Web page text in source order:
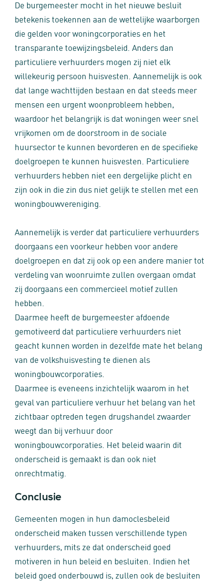
De burgemeester mocht in het nieuwe besluit
betekenis toekennen aan de wettelijke waarborgen
die gelden voor woningcorporaties en het
transparante toewijzingsbeleid. Anders dan
particuliere verhuurders mogen zij niet elk
willekeurig persoon huisvesten. Aannemelijk is ook
dat lange wachttijden bestaan en dat steeds meer
mensen een urgent woonprobleem hebben,
waardoor het belangrijk is dat woningen weer snel
vrijkomen om de doorstroom in de sociale
huursector te kunnen bevorderen en de specifieke
doelgroepen te kunnen huisvesten. Particuliere
verhuurders hebben niet een dergelijke plicht en
zijn ook in die zin dus niet gelijk te stellen met een
woningbouwvereniging.
Aannemelijk is verder dat particuliere verhuurders
doorgaans een voorkeur hebben voor andere
doelgroepen en dat zij ook op een andere manier tot
verdeling van woonruimte zullen overgaan omdat
zij doorgaans een commercieel motief zullen
hebben.
Daarmee heeft de burgemeester afdoende
gemotiveerd dat particuliere verhuurders niet
geacht kunnen worden in dezelfde mate het belang
van de volkshuisvesting te dienen als
woningbouwcorporaties.
Daarmee is eveneens inzichtelijk waarom in het
geval van particuliere verhuur het belang van het
zichtbaar optreden tegen drugshandel zwaarder
weegt dan bij verhuur door
woningbouwcorporaties. Het beleid waarin dit
onderscheid is gemaakt is dan ook niet
onrechtmatig.
Conclusie
Gemeenten mogen in hun damoclesbeleid
onderscheid maken tussen verschillende typen
verhuurders, mits ze dat onderscheid goed
motiveren in hun beleid en besluiten. Indien het
beleid goed onderbouwd is, zullen ook de besluiten